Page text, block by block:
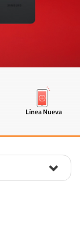
Línea Nueva